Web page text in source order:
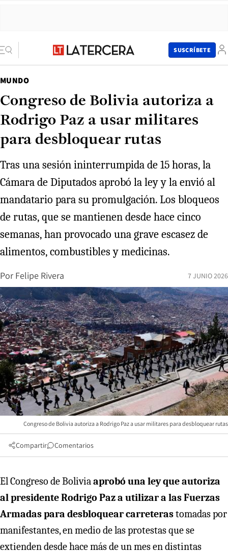
SUSCRÍBETE
MUNDO
Congreso de Bolivia autoriza a
Rodrigo Paz a usar militares
para desbloquear rutas
Tras una sesión ininterrumpida de 15 horas, la
Cámara de Diputados aprobó la ley y la envió al
mandatario para su promulgación. Los bloqueos
de rutas, que se mantienen desde hace cinco
semanas, han provocado una grave escasez de
alimentos, combustibles y medicinas.
Por Felipe Rivera 7 JUNIO 2026
Congreso de Bolivia autoriza a Rodrigo Paz a usar militares para desbloquear rutas
Compartir Comentarios
El Congreso de Boliviaaprobó una ley que autoriza
al presidente Rodrigo Paz a utilizar a las Fuerzas
Armadas para desbloquear carreterastomadas por
manifestantes, en medio de las protestas que se
extienden desde hace más de un mes en distintas